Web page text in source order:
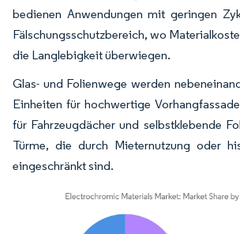
bedienen Anwendungen mit geringen
Fälschungsschutzbereich, wo
die Langlebigkeit überwiegen.
Glas- und Folienwege werden
Einheiten für hochwertige
für Fahrzeugdächer und selbstklebende
Türme, die durch Mieternutzung oder
eingeschränkt sind.